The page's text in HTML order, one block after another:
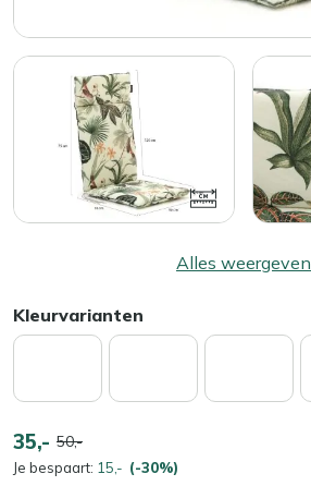
Alles weergeven
Kleurvarianten
35,- 50,-
Je bespaart: 15,- (-30%)